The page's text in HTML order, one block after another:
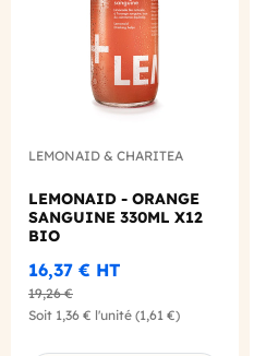
LEMONAID & CHARITEA
LEMONAID - ORANGE
SANGUINE 330ML X12
BIO
16,37 € HT
19,26 €
Soit 1,36 € l'unité (1,61 €)